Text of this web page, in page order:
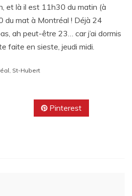
et là il est 11h30 du matin (à
du mat à Montréal ! Déjà 24
ah peut-être 23… car j’ai dormis
faite en sieste, jeudi midi.
, St-Hubert
Pinterest